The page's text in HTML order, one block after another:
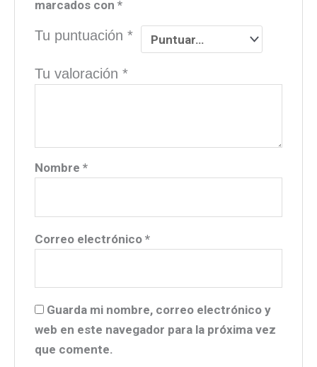
marcados con*
Tu puntuación*
Tu valoración*
Nombre*
Correo electrónico*
Guarda mi nombre, correo electrónico y
web en este navegador para la próxima vez
que comente.